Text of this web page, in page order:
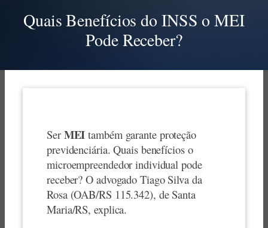
Quais Benefícios do INSS o MEI
Pode Receber?
Ser MEI também garante proteção
previdenciária. Quais benefícios o
microempreendedor individual pode
receber? O advogado Tiago Silva da
Rosa (OAB/RS 115.342), de Santa
Maria/RS, explica.